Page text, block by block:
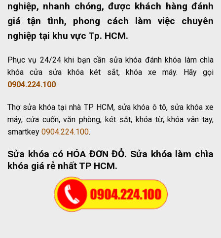
nghiệp, nhanh chóng, được khách hàng đánh
giá tận tình, phong cách làm việc chuyên
nghiệp tại khu vực Tp. HCM.
Phục vụ 24/24 khi bạn cần sửa khóa đánh khóa làm chìa
khóa cửa sửa khóa két sắt, khóa xe máy. Hãy gọi
0904.224.100
Thợ sửa khóa tại nhà TP HCM, sửa khóa ô tô, sửa khóa xe
máy, cửa cuốn, văn phòng, két sắt, khóa từ, khóa vân tay,
smartkey 0904.224.100.
Sửa khóa có HÓA ĐƠN ĐỎ. Sửa khóa làm chìa
khóa giá rẻ nhất TP HCM.